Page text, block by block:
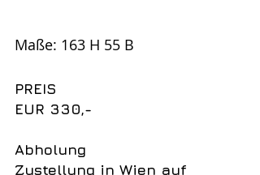
Maße: 163 H 55 B
PREIS
EUR 330,-
Abholung
Zustellung in Wien auf